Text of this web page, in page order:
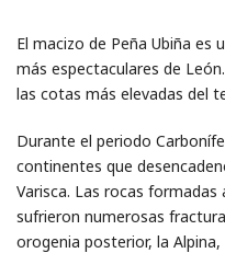
El macizo de Peña Ubiña
más espectaculares de
las cotas más elevadas del
Durante el periodo
continentes que
Varisca. Las rocas
sufrieron numerosas
orogenia posterior, la